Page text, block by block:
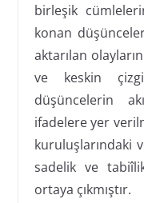
birleşik
konan
aktarılan
ve keskin
düşüncelerin
ifadelere yer
kuruluşlarındaki
sadelik ve
ortaya çıkmıştır.